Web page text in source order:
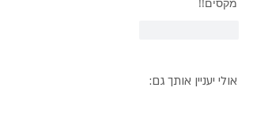
אולי יעניין אותך גם: